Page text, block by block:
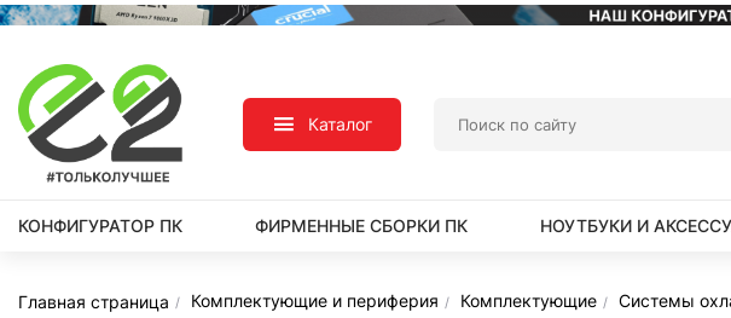
Каталог
КОНФИГУРАТОР ПК ФИРМЕННЫЕ СБОРКИ ПК НОУТБУКИ И
Главная страница Комплектующие и периферия Комплектующие Системы